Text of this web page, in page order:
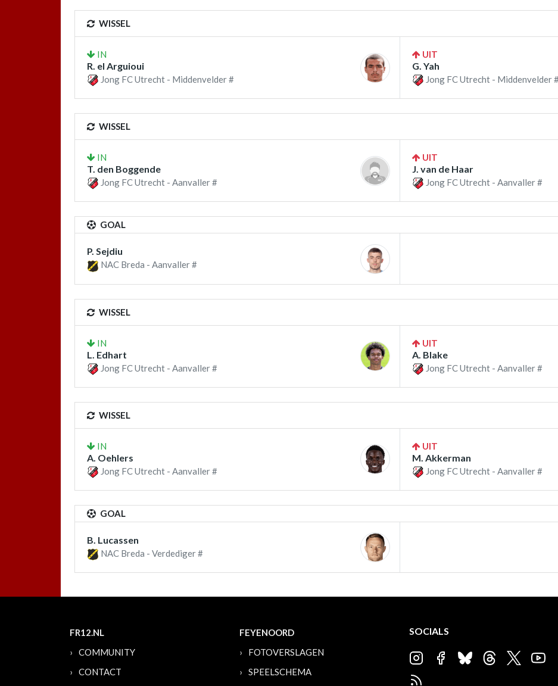
WISSEL
IN
R. el Arguioui
Jong FC Utrecht - Middenvelder #
UIT
G. Yah
Jong FC Utrecht - Middenvelder
WISSEL
IN
T. den Boggende
Jong FC Utrecht - Aanvaller #
UIT
J. van de Haar
Jong FC Utrecht - Aanvaller #
GOAL
P. Sejdiu
NAC Breda - Aanvaller #
WISSEL
IN
L. Edhart
Jong FC Utrecht - Aanvaller #
UIT
A. Blake
Jong FC Utrecht - Aanvaller #
WISSEL
IN
A. Oehlers
Jong FC Utrecht - Aanvaller #
UIT
M. Akkerman
Jong FC Utrecht - Aanvaller #
GOAL
B. Lucassen
NAC Breda - Verdediger #
FR12.NL
COMMUNITY
CONTACT
FEYENOORD
FOTOVERSLAGEN
SPEELSCHEMA
SOCIALS